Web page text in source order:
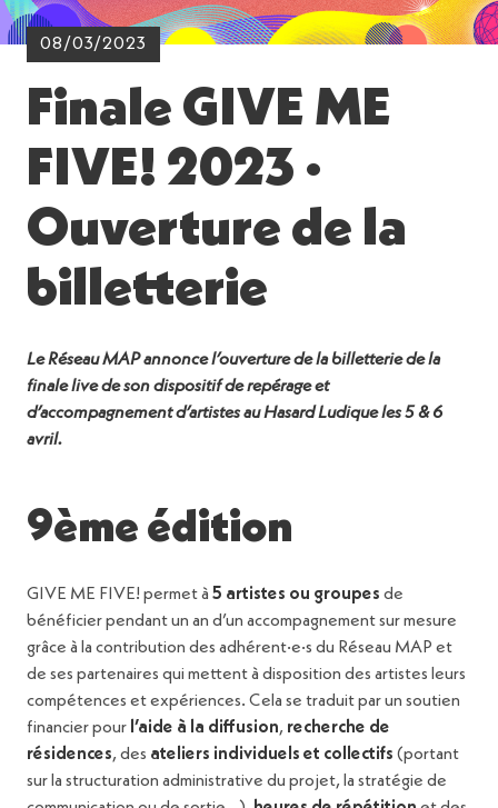
08/03/2023
Finale GIVE ME
FIVE! 2023 ·
Ouverture de la
billetterie
Le Réseau MAP annonce l’ouverture de la billetterie de la
finale live de son dispositif de repérage et
d’accompagnement d’artistes au Hasard Ludique les 5 & 6
avril.
9ème édition
GIVE ME FIVE! permet à 5 artistes ou groupes de
bénéficier pendant un an d’un accompagnement sur mesure
grâce à la contribution des adhérent·e·s du Réseau MAP et
de ses partenaires qui mettent à disposition des artistes leurs
compétences et expériences. Cela se traduit par un soutien
financier pour l’aide à la diffusion, recherche de
résidences, des ateliers individuels et collectifs (portant
sur la structuration administrative du projet, la stratégie de